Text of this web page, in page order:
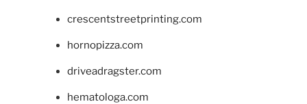
crescentstreetprinting.com
hornopizza.com
driveadragster.com
hematologa.com